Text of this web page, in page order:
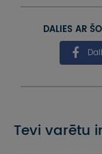
DALIES AR
Tevi varētu